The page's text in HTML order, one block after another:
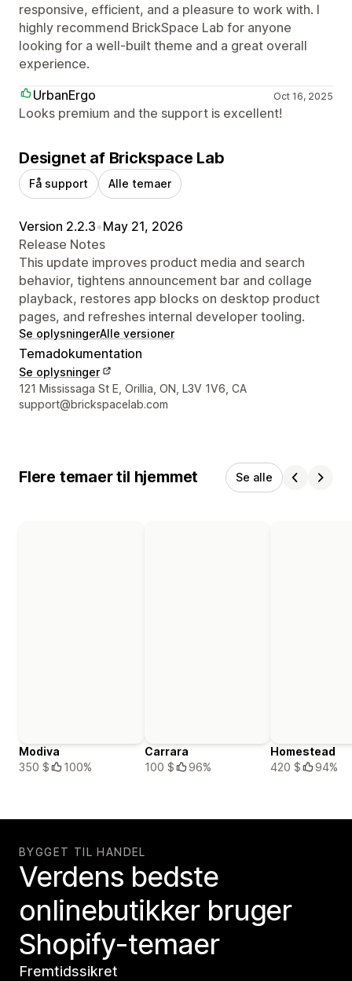
responsive, efficient, and a pleasure to work with. I
highly recommend BrickSpace Lab for anyone
looking for a well-built theme and a great overall
experience.
UrbanErgo
Oct 16, 2025
Looks premium and the support is excellent!
Designet af Brickspace Lab
Få support Alle temaer
Version 2.2.3•May 21, 2026
Release Notes
This update improves product media and search
behavior, tightens announcement bar and collage
playback, restores app blocks on desktop product
pages, and refreshes internal developer tooling.
Se oplysningerAlle versioner
Temadokumentation
Se oplysninger
Se kontaktoplysninger
121 Mississaga St E, Orillia, ON, L3V 1V6, CA
support@brickspacelab.com
Flere temaer til hjemmet Se alle
Modiva
350 $
100%
Carrara
100 $
96%
Homestead
420 $
94%
BYGGET TIL HANDEL
Verdens bedste
onlinebutikker bruger
Shopify-temaer
Fremtidssikret